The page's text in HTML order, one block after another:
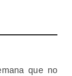
que no